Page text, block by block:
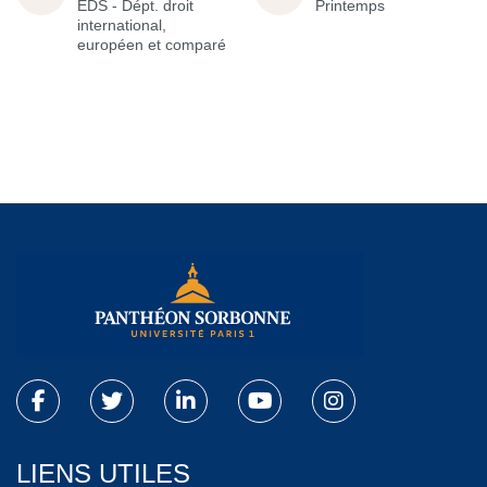
EDS - Dépt. droit
international,
européen et comparé
Printemps
LIENS UTILES